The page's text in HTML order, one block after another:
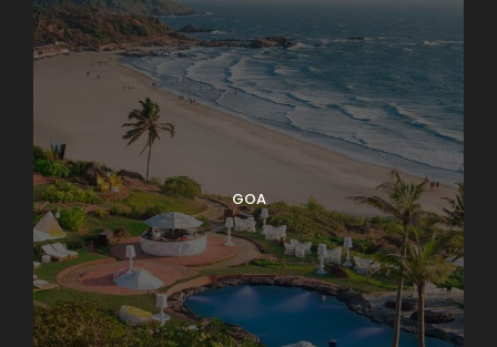
GOA